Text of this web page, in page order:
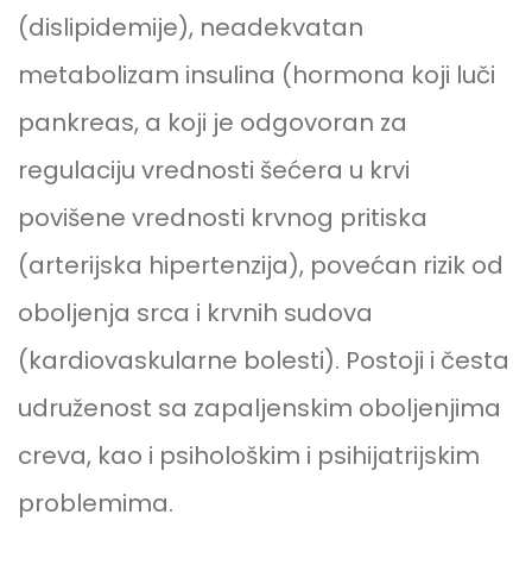
(dislipidemije), neadekvatan
metabolizam insulina (hormona koji luči
pankreas, a koji je odgovoran za
regulaciju vrednosti šećera u krvi
povišene vrednosti krvnog pritiska
(arterijska hipertenzija), povećan rizik od
oboljenja srca i krvnih sudova
(kardiovaskularne bolesti). Postoji i česta
udruženost sa zapaljenskim oboljenjima
creva, kao i psihološkim i psihijatrijskim
problemima.